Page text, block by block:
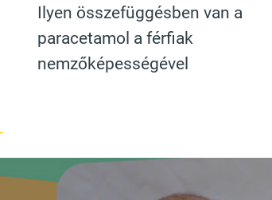
Ilyen összefüggésben van a
paracetamol a férfiak
nemzőképességével